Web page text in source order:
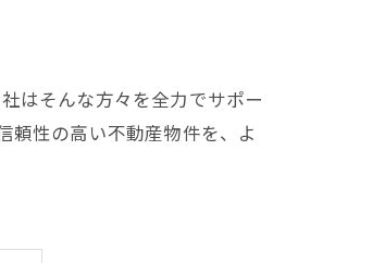
はそんな方々を全力でサポー
頼性の高い不動産物件を、よ